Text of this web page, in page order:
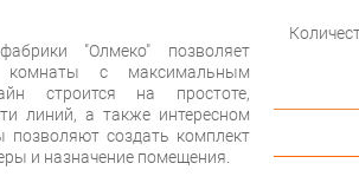
"Олмеко" позволяет
комнаты с максимальным
строится на простоте,
линий, а также интересном
создать комплект
и назначение помещения.